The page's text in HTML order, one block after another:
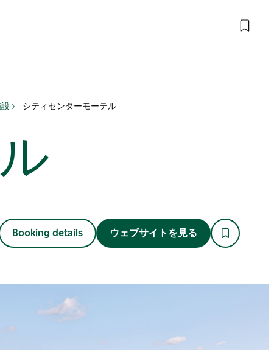
シティセンターモーテル
Booking details ウェブサイトを見る